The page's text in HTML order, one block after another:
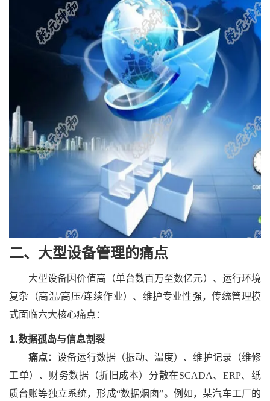
二、大型设备管理的痛点
大型设备因价值高（单台数百万至数亿元）、运行环境
复杂（高温/高压/连续作业）、维护专业性强，传统管理模
式面临六大核心痛点：
1.数据孤岛与信息割裂
痛点：设备运行数据（振动、温度）、维护记录（维修
工单）、财务数据（折旧成本）分散在SCADA、ERP、纸
质台账等独立系统，形成“数据烟囱”。例如，某汽车工厂的